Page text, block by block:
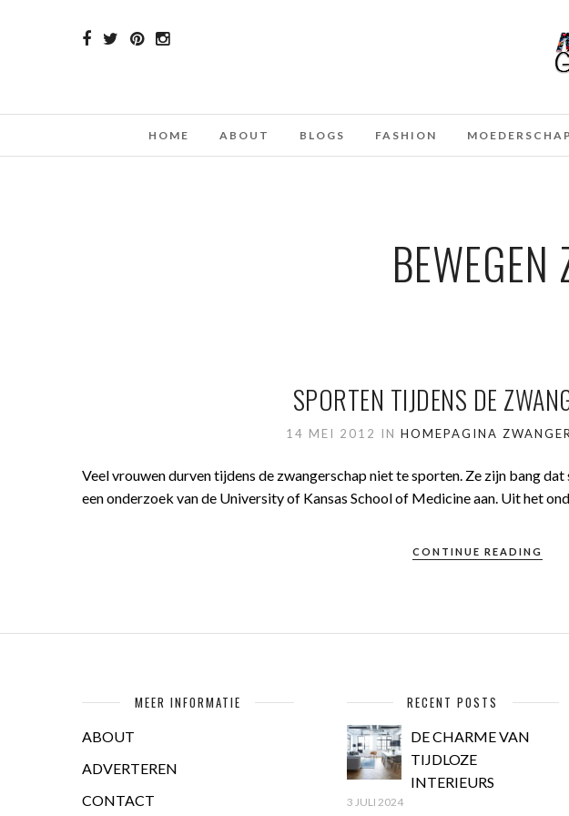
HOME ABOUT BLOGS FASHION MOEDERSCHAP
SPORTEN TIJDENS DE
14 MEI 2012 IN HOMEPAGINA ZWANGER
Veel vrouwen durven tijdens de zwangerschap niet te sporten. Ze zijn bang
een onderzoek van de University of Kansas School of Medicine aan. Uit het
CONTINUE READING
MEER INFORMATIE
ABOUT
ADVERTEREN
CONTACT
RECENT POSTS
DE CHARME VAN
TIJDLOZE
INTERIEURS
3 JULI 2024